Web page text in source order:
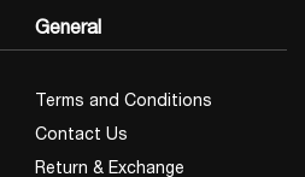
54°C – 65°C (A1R)
Ø 102 მმ, სიმაღლე 42
General
Terms and Conditions
Contact Us
Return & Exchange